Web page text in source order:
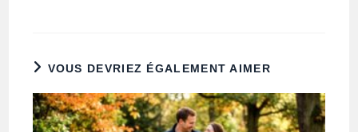
VOUS DEVRIEZ ÉGALEMENT AIMER